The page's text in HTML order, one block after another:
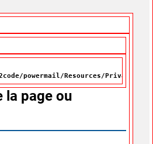
powermail/Resources/Private/
la page ou